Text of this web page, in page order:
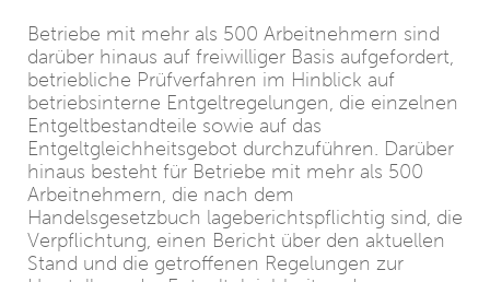
Betriebe mit mehr als 500 Arbeitnehmern sind
darüber hinaus auf freiwilliger Basis aufgefordert,
betriebliche Prüfverfahren im Hinblick auf
betriebsinterne Entgeltregelungen, die einzelnen
Entgeltbestandteile sowie auf das
Entgeltgleichheitsgebot durchzuführen. Darüber
hinaus besteht für Betriebe mit mehr als 500
Arbeitnehmern, die nach dem
Handelsgesetzbuch lageberichtspflichtig sind, die
Verpflichtung, einen Bericht über den aktuellen
Stand und die getroffenen Regelungen zur